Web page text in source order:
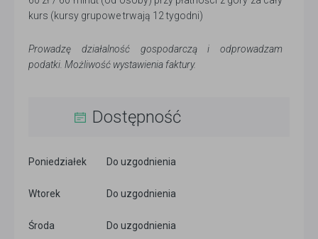
kurs (kursy grupowe trwają 12 tygodni)
Prowadzę działalność gospodarczą i odprowadzam
podatki. Możliwość wystawienia faktury.
Dostępność
Poniedziałek Do uzgodnienia
Wtorek Do uzgodnienia
Środa Do uzgodnienia